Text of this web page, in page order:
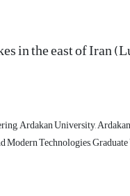
in the east of Iran
Ardakan University,
Modern Technologies,